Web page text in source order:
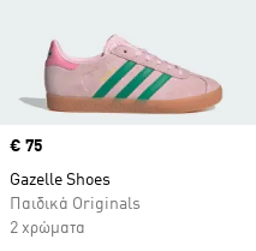
Price
€ 75
Gazelle Shoes
Παιδικά Originals
2 χρώματα